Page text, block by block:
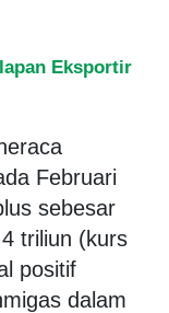
Eksportir
Februari
sebesar
triliun (kurs
positif
dalam